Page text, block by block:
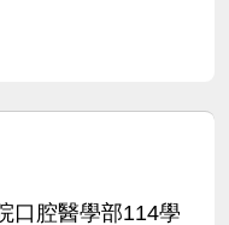
口腔醫學部114學